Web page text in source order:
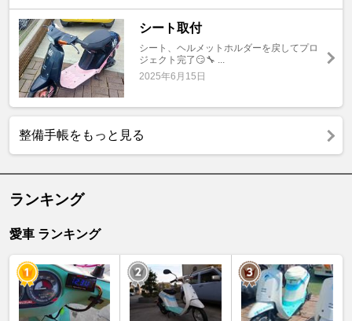
シート取付
シート、ヘルメットホルダーを戻してプロ
ジェクト完了😏🔧 ...
2025年6月15日
整備手帳をもっと見る
ランキング
愛車 ランキング